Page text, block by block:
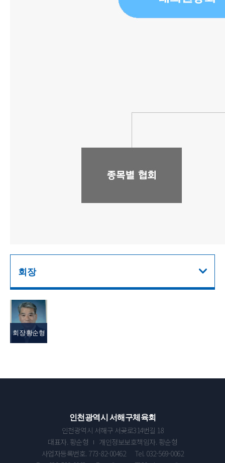
회장
회장 황순형
인천광역시 서해구체육회
인천광역시 서해구 서곶로314번길 18
대표자. 황순형
개인정보보호책임자. 황순형
사업자등록번호. 773-82-00462
Tel. 032-569-0062